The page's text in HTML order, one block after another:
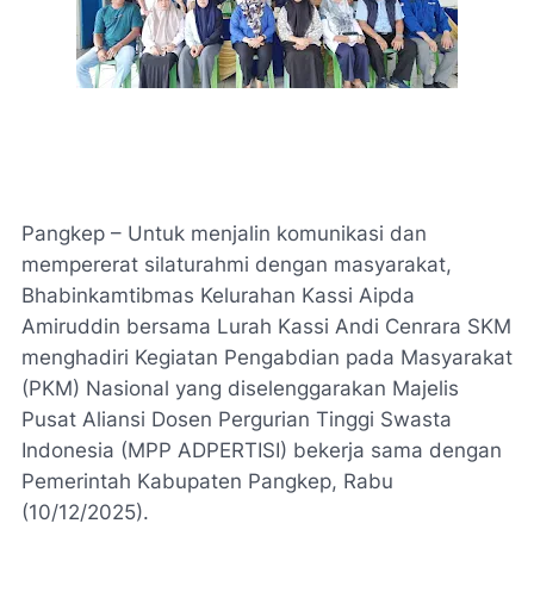
Pangkep – Untuk menjalin komunikasi dan
mempererat silaturahmi dengan masyarakat,
Bhabinkamtibmas Kelurahan Kassi Aipda
Amiruddin bersama Lurah Kassi Andi Cenrara SKM
menghadiri Kegiatan Pengabdian pada Masyarakat
(PKM) Nasional yang diselenggarakan Majelis
Pusat Aliansi Dosen Pergurian Tinggi Swasta
Indonesia (MPP ADPERTISI) bekerja sama dengan
Pemerintah Kabupaten Pangkep, Rabu
(10/12/2025).